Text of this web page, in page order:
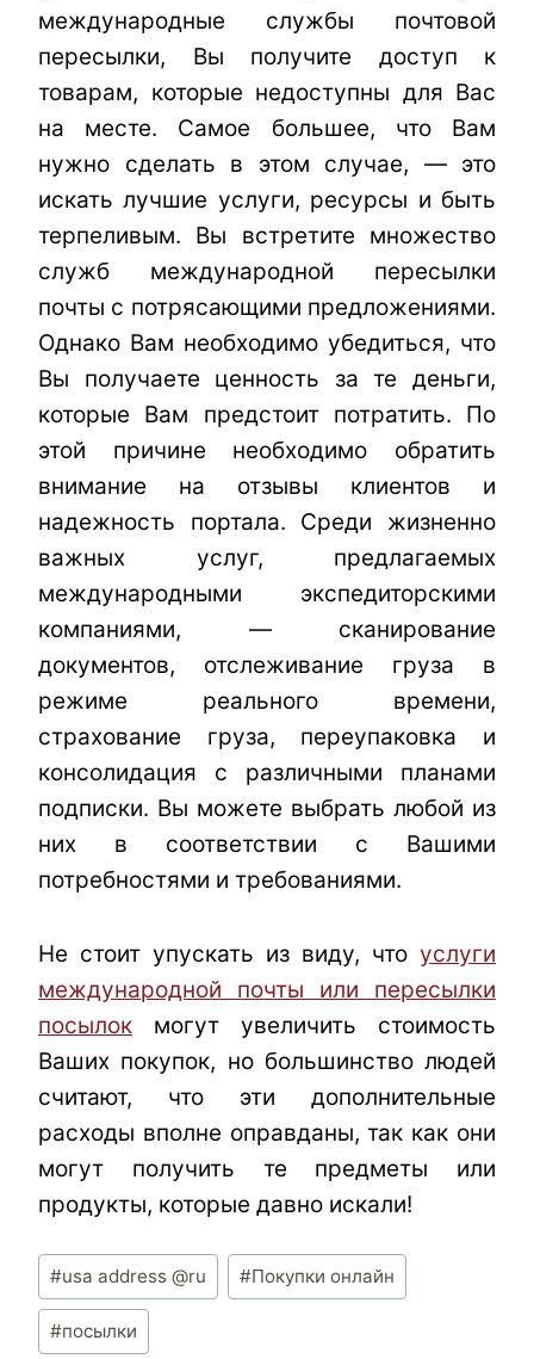
международные службы почтовой
пересылки, Вы получите доступ к
товарам, которые недоступны для Вас
на месте. Самое большее, что Вам
нужно сделать в этом случае, — это
искать лучшие услуги, ресурсы и быть
терпеливым. Вы встретите множество
служб международной пересылки
почты с потрясающими предложениями.
Однако Вам необходимо убедиться, что
Вы получаете ценность за те деньги,
которые Вам предстоит потратить. По
этой причине необходимо обратить
внимание на отзывы клиентов и
надежность портала. Среди жизненно
важных услуг, предлагаемых
международными экспедиторскими
компаниями, — сканирование
документов, отслеживание груза в
режиме реального времени,
страхование груза, переупаковка и
консолидация с различными планами
подписки. Вы можете выбрать любой из
них в соответствии с Вашими
потребностями и требованиями.
Не стоит упускать из виду, что услуги
международной почты или пересылки
посылок могут увеличить стоимость
Ваших покупок, но большинство людей
считают, что эти дополнительные
расходы вполне оправданы, так как они
могут получить те предметы или
продукты, которые давно искали!
Метки
записи:
#usa address @ru #Покупки онлайн
#посылки